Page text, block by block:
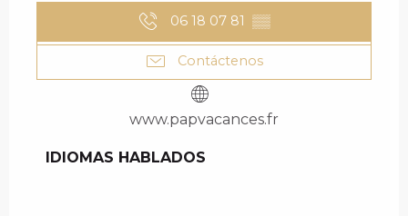
06 18 07 81 ▒▒
Contáctenos
www.papvacances.fr
IDIOMAS HABLADOS
IDIOMAS HABLADOS